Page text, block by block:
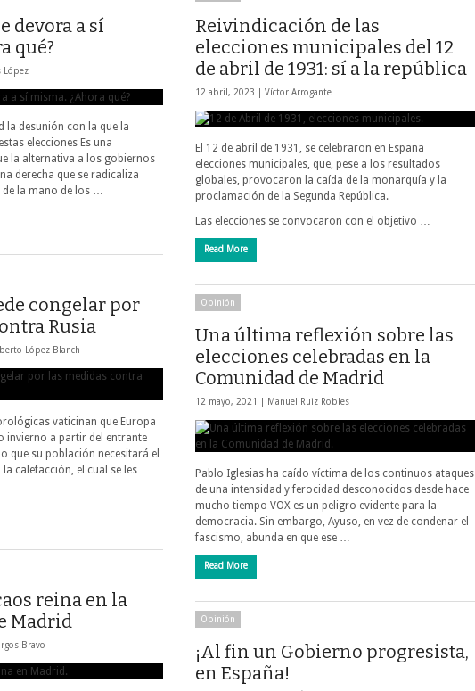
devora a sí
qué?
López
la desunión con la que la
elecciones Es una
la alternativa a los gobiernos
derecha que se radicaliza
de la mano de los …
Reivindicación de las
elecciones municipales del 12
de abril de 1931: sí a la república
12 abril, 2023 | Víctor Arrogante
El 12 de abril de 1931, se celebraron en España
elecciones municipales, que, pese a los resultados
globales, provocaron la caída de la monarquía y la
proclamación de la Segunda República.
Las elecciones se convocaron con el objetivo …
Read More
congelar por
Rusia
López Blanch
vaticinan que Europa
invierno a partir del entrante
que su población necesitará el
calefacción, el cual se les
Opinión
Una última reflexión sobre las
elecciones celebradas en la
Comunidad de Madrid
12 mayo, 2021 | Manuel Ruiz Robles
Pablo Iglesias ha caído víctima de los continuos ataques
de una intensidad y ferocidad desconocidos desde hace
mucho tiempo VOX es un peligro evidente para la
democracia. Sin embargo, Ayuso, en vez de condenar el
fascismo, abunda en que ese …
Read More
reina en la
Madrid
Bravo
Opinión
¡Al fin un Gobierno progresista,
en España!